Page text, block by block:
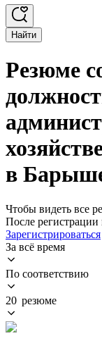
Найти
Резюме
в
Чтобы видеть все
После
Зарегистрироваться
За всё время
По соответствию
20 резюме